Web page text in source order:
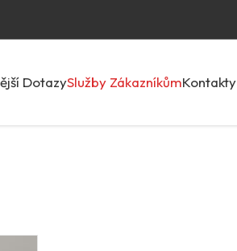
DotazySlužby ZákazníkůmKontakty